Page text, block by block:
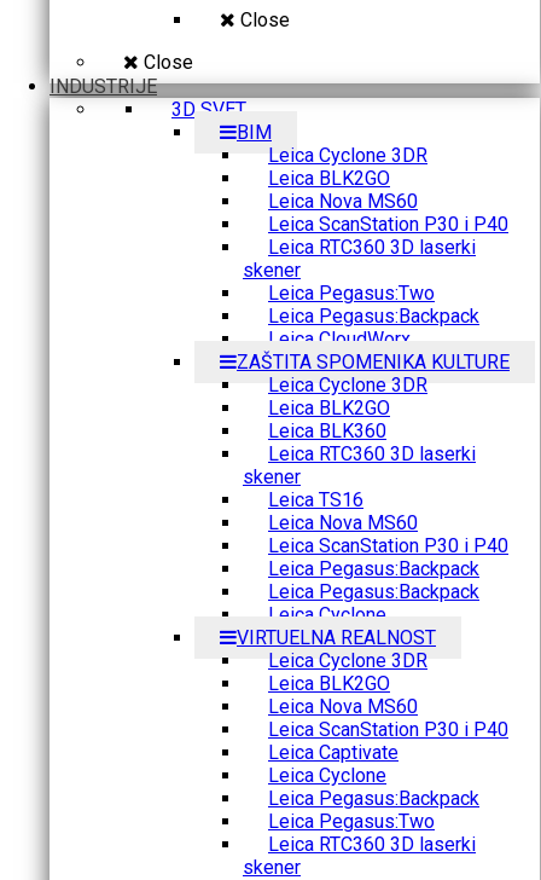
Close
Close
INDUSTRIJE
3D SVET
BIM
Leica Cyclone 3DR
Leica BLK2GO
Leica Nova MS60
Leica ScanStation P30 i P40
Leica RTC360 3D laserki
skener
Leica Pegasus:Two
Leica Pegasus:Backpack
Leica CloudWorx
ZAŠTITA SPOMENIKA KULTURE
Leica Cyclone 3DR
Leica BLK2GO
Leica BLK360
Leica RTC360 3D laserki
skener
Leica TS16
Leica Nova MS60
Leica ScanStation P30 i P40
Leica Pegasus:Backpack
Leica Pegasus:Backpack
Leica Cyclone
VIRTUELNA REALNOST
Leica Cyclone 3DR
Leica BLK2GO
Leica Nova MS60
Leica ScanStation P30 i P40
Leica Captivate
Leica Cyclone
Leica Pegasus:Backpack
Leica Pegasus:Two
Leica RTC360 3D laserki
skener